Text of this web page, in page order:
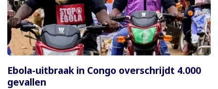
Ebola-uitbraak in Congo overschrijdt 4.000
gevallen